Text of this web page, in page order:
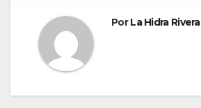
PorLa Hidra Rivera